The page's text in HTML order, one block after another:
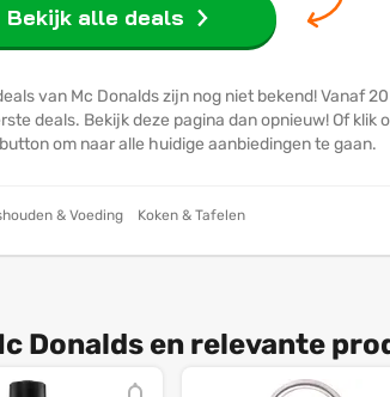
Bekijk alle deals
van Mc Donalds zijn nog niet bekend! Vanaf 20
deals. Bekijk deze pagina dan opnieuw! Of klik
om naar alle huidige aanbiedingen te gaan.
& Voeding Koken & Tafelen
Donalds en relevante